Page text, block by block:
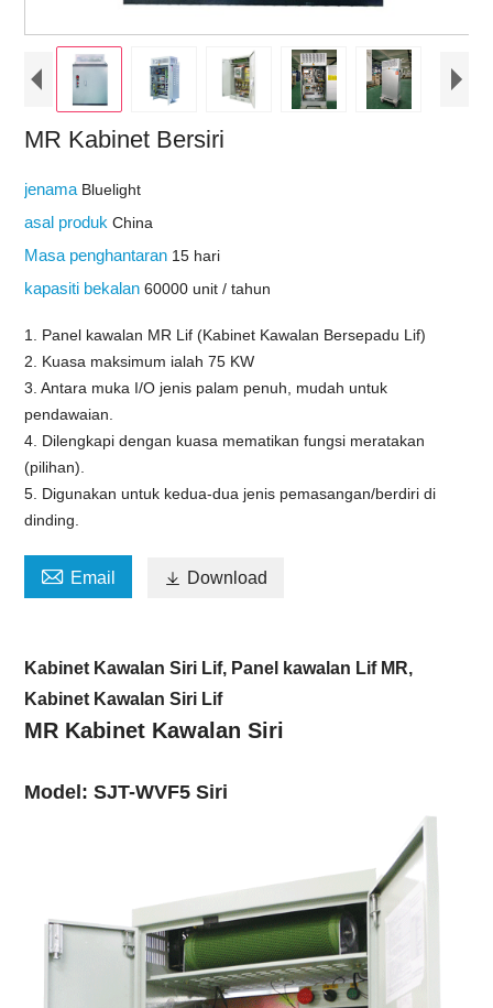
MR Kabinet Bersiri
jenama Bluelight
asal produkChina
Masa penghantaran 15 hari
kapasiti bekalan60000 unit / tahun
1. Panel kawalan MR Lif (Kabinet Kawalan Bersepadu Lif)
2. Kuasa maksimum ialah 75 KW
3. Antara muka I/O jenis palam penuh, mudah untuk
pendawaian.
4. Dilengkapi dengan kuasa mematikan fungsi meratakan
(pilihan).
5. Digunakan untuk kedua-dua jenis pemasangan/berdiri di
dinding.
 Email  Download
Kabinet Kawalan Siri Lif, Panel kawalan Lif MR,
Kabinet Kawalan Siri Lif
MR Kabinet Kawalan Siri
Model: SJT-WVF5Siri